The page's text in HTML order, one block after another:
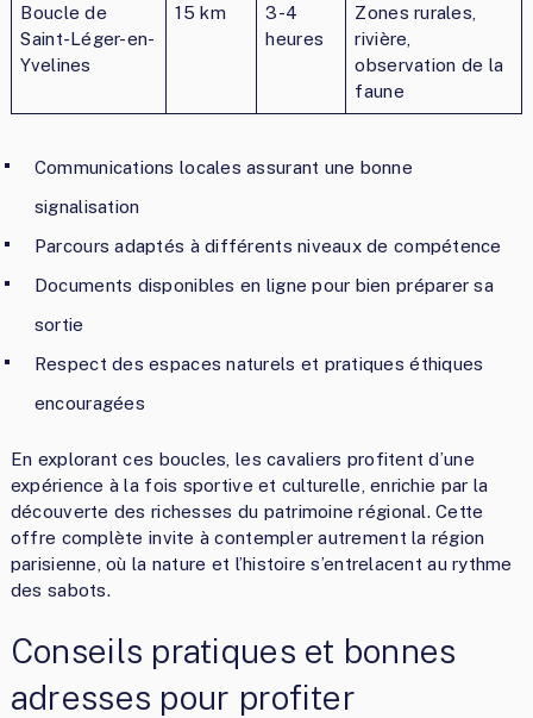
Boucle de
Saint-Léger-en-
Yvelines
15 km
3-4
heures
Zones rurales,
rivière,
observation de la
faune
Communications locales assurant une bonne
signalisation
Parcours adaptés à différents niveaux de compétence
Documents disponibles en ligne pour bien préparer sa
sortie
Respect des espaces naturels et pratiques éthiques
encouragées
En explorant ces boucles, les cavaliers profitent d’une
expérience à la fois sportive et culturelle, enrichie par la
découverte des richesses du patrimoine régional. Cette
offre complète invite à contempler autrement la région
parisienne, où la nature et l’histoire s’entrelacent au rythme
des sabots.
Conseils pratiques et bonnes
adresses pour profiter